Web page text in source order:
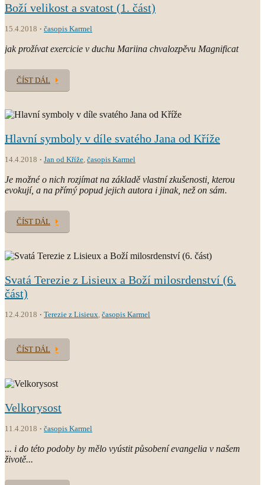
Boží velikost a svatost (1. část)
15.4.2018 časopis Karmel
jak prožívat exercicie v duchu Mariina chvalozpěvu Magnificat
ČÍST DÁL
Hlavní symboly v díle svatého Jana od Kříže
14.4.2018 Jan od Kříže časopis Karmel
Je možné o nich rozjímat na základě vlastní zkušenosti, kterou
evokují, a na přímý popud jejich autora i jinak, než on sám.
ČÍST DÁL
Svatá Terezie z Lisieux a Boží milosrdenství (6.
část)
12.4.2018 Terezie z Lisieux časopis Karmel
ČÍST DÁL
Velkorysost
11.4.2018 časopis Karmel
... i do této podoby by mělo vyústit působení evangelia v našem
životě...